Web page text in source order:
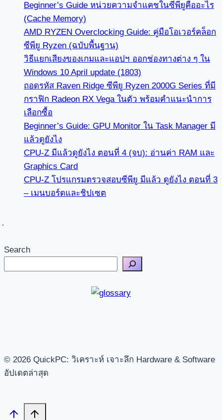
Beginner’s Guide หน่วยความจำแคชในซีพียูคืออะไร
(Cache Memory)
AMD RYZEN Overclocking Guide: คู่มือโอเวอร์คล็อก
ซีพียู Ryzen (ฉบับพื้นฐาน)
วิธีแยกเสียงของเกมและแอปฯ ออกช่องทางต่าง ๆ ใน
Windows 10 April update (1803)
ถอดรหัส Raven Ridge ซีพียู Ryzen 2000G Series ที่มี
กราฟิก Radeon RX Vega ในตัว พร้อมคำแนะนำการ
เลือกซื้อ
Beginner’s Guide: GPU Monitor ใน Task Manager มี
แล้วดูยังไง
CPU-Z มีแล้วดูยังไง ตอนที่ 4 (จบ): อ่านค่า RAM และ
Graphics Card
CPU-Z โปรแกรมตรวจสอบซีพียู มีแล้ว ดูยังไง ตอนที่ 3
– เมนบอร์ดและชิปเซต
Search
© 2026 QuickPC: วิเคราะห์ เจาะลึก Hardware & Software
อัปเดตล่าสุด